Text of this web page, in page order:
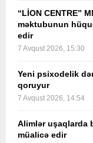
“LİON CENTRE”
məktubunun
edir
7 Avqust 2026, 15:30
Yeni psixodelik
qoruyur
7 Avqust 2026, 14:54
Alimlər uşaqlarda
müalicə edir